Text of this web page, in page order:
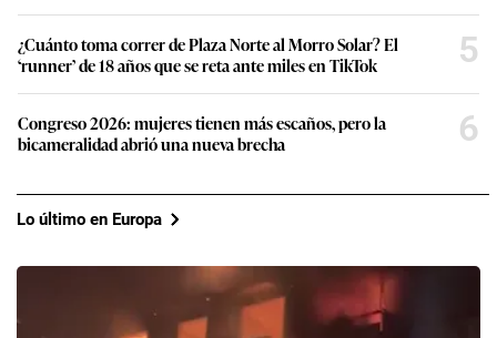
¿Cuánto toma correr de Plaza Norte al Morro Solar? El
‘runner’ de 18 años que se reta ante miles en TikTok
5
Congreso 2026: mujeres tienen más escaños, pero la
bicameralidad abrió una nueva brecha
6
Lo último en Europa